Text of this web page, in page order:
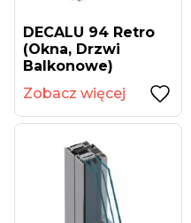
DECALU 94 Retro
(okna, Drzwi
Balkonowe)
Zobacz więcej